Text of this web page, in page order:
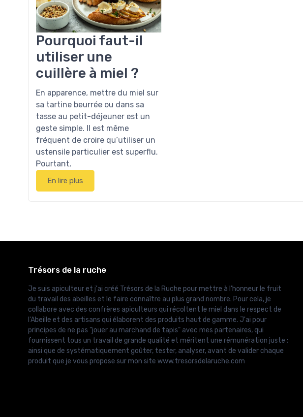
Pourquoi faut-il
utiliser une
cuillère à miel ?
En apparence, mettre du miel sur
sa tartine beurrée ou dans sa
tasse au petit-déjeuner est un
geste simple. Il est même
fréquent de croire qu’utiliser un
ustensile particulier est superflu.
Pourtant,
En lire plus
Trésors de la ruche
Je suis apiculteur et j'ai créé Trésors de la Ruche pour mettre à l'honneur le fruit
du travail des abeilles et le faire connaître au plus grand nombre. Pour cela, je
collabore avec des confrères apiculteurs qui récoltent le miel dans le respect de
l'Abeille et des artisans qui élaborent des produits haut de gamme. J'ai pour
principes de ne pas "jouer au marchand de tapis" avec mes partenaires, qui
fournissent tous un travail de grande qualité et méritent une rémunération juste ;
ainsi que de systématiquement goûter, tester, analyser, avant de valider chaque
produit que je vous propose sur mon site www.tresorsdelaruche.com